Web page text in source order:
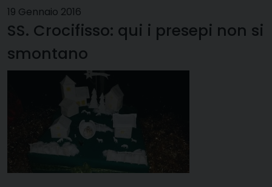
19 Gennaio 2016
SS. Crocifisso: qui i presepi non si
smontano